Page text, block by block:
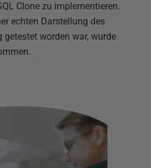
Clone zu implementieren.
echten Darstellung des
worden war, wurde